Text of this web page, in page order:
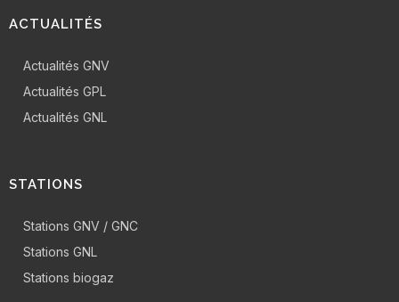
ACTUALITÉS
Actualités GNV
Actualités GPL
Actualités GNL
STATIONS
Stations GNV / GNC
Stations GNL
Stations biogaz